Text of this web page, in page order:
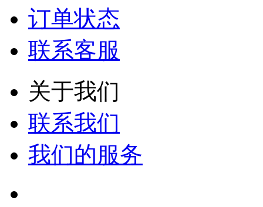
订单状态
联系客服
关于我们
联系我们
我们的服务